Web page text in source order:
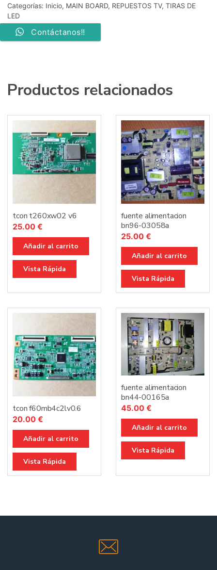
Categorías: Inicio, MAIN BOARD, REPUESTOS TV, TIRAS DE
LED
Contáctanos!!
Productos relacionados
tcon t260xw02 v6
25.00 €
Añadir al carrito
Vista Rápida
fuente alimentacion
bn96-03058a
25.00 €
Añadir al carrito
Vista Rápida
tcon f60mb4c2lv0.6
20.00 €
Añadir al carrito
Vista Rápida
fuente alimentacion
bn44-00165a
45.00 €
Añadir al carrito
Vista Rápida